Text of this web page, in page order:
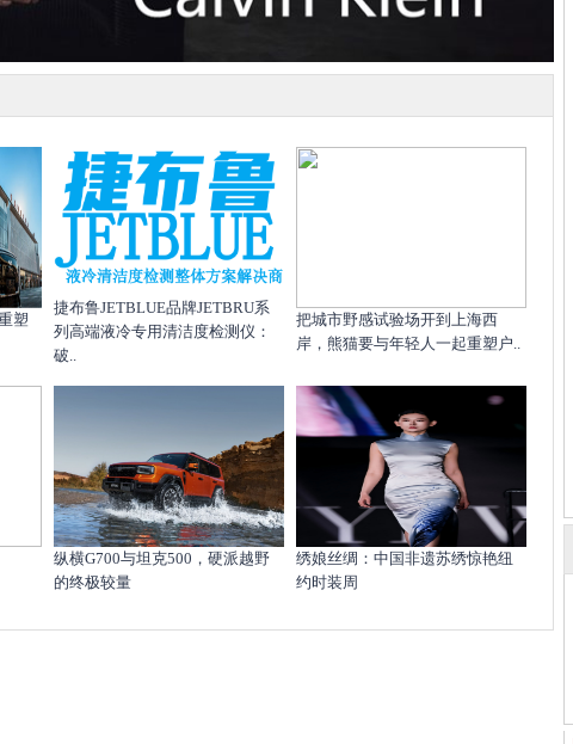
塑
捷布鲁JETBLUE品牌JETBRU系
列高端液冷专用清洁度检测仪：
破..
把城市野感试验场开到上海西
岸，熊猫要与年轻人一起重塑户..
纵横G700与坦克500，硬派越野
的终极较量
绣娘丝绸：中国非遗苏绣惊艳纽
约时装周